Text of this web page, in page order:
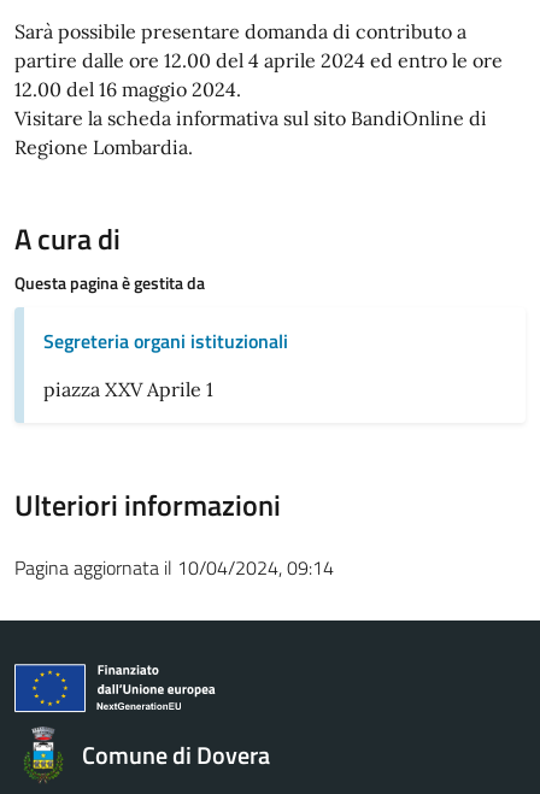
Sarà possibile presentare domanda di contributo a
partire dalle ore 12.00 del 4 aprile 2024 ed entro le ore
12.00 del 16 maggio 2024.
Visitare la scheda informativa sul sito BandiOnline di
Regione Lombardia.
A cura di
Questa pagina è gestita da
Segreteria organi istituzionali
piazza XXV Aprile 1
Ulteriori informazioni
Pagina aggiornata il 10/04/2024, 09:14
Comune di Dovera